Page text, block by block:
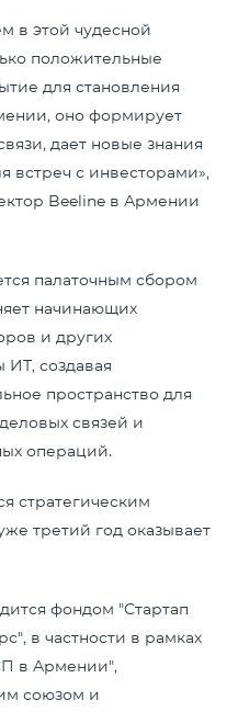
в этой чудесной
положительные
для становления
оно формирует
дает новые знания
встреч с инвесторами»,
Beeline в Армении
палаточным сбором
начинающих
и других
ИТ, создавая
пространство для
связей и
операций.
стратегическим
третий год оказывает
фондом "Стартап
в частности в рамках
в Армении",
союзом и